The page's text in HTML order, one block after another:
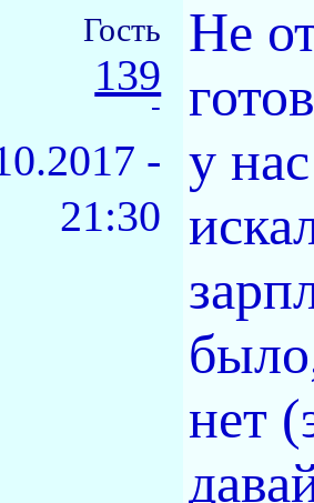
Гость
139
-
-
21:30
Не
у
нет